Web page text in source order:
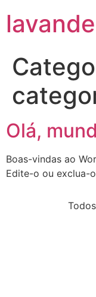
Olá,
Boas-vindas ao
Edite-o ou exclua-